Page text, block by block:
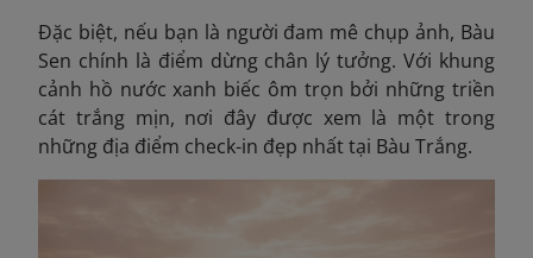
Đặc biệt, nếu bạn là người đam mê chụp ảnh, Bàu
Sen chính là điểm dừng chân lý tưởng. Với khung
cảnh hồ nước xanh biếc ôm trọn bởi những triền
cát trắng mịn, nơi đây được xem là một trong
những địa điểm check-in đẹp nhất tại Bàu Trắng.